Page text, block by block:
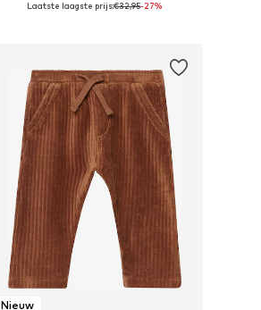
Beschikbaar in vele maten
Laatste laagste prijs:€32,95-27%
Nieuw